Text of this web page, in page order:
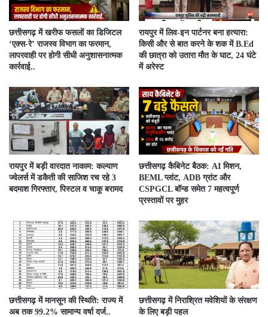
​छत्तीसगढ़ में खरीफ फसलों का डिजिटल
‘एक्स-रे’ राजस्व विभाग का फरमान,
लापरवाही पर होगी सीधी अनुशासनात्मक
कार्रवाई..
रायपुर में लिव-इन पार्टनर बना हत्यारा:
किसी और से बात करने के शक में B.Ed
की छात्रा को उतारा मौत के घाट, 24 घंटे
में अरेस्ट
रायपुर में बड़ी वारदात नाकाम: कल्याण
ज्वेलर्स में डकैती की साजिश रच रहे 3
बदमाश गिरफ्तार, पिस्टल व चाकू बरामद
छत्तीसगढ़ कैबिनेट बैठक: AI मिशन,
BEML प्लांट, ADB ग्रांट और
CSPGCL बॉन्ड समेत 7 महत्वपूर्ण
प्रस्तावों पर मुहर
छत्तीसगढ़ में मानसून की स्थिति: राज्य में
अब तक 99.2% सामान्य वर्षा दर्ज..
छत्तीसगढ़ में निराश्रित मवेशियों के संरक्षण
के लिए बड़ी पहल